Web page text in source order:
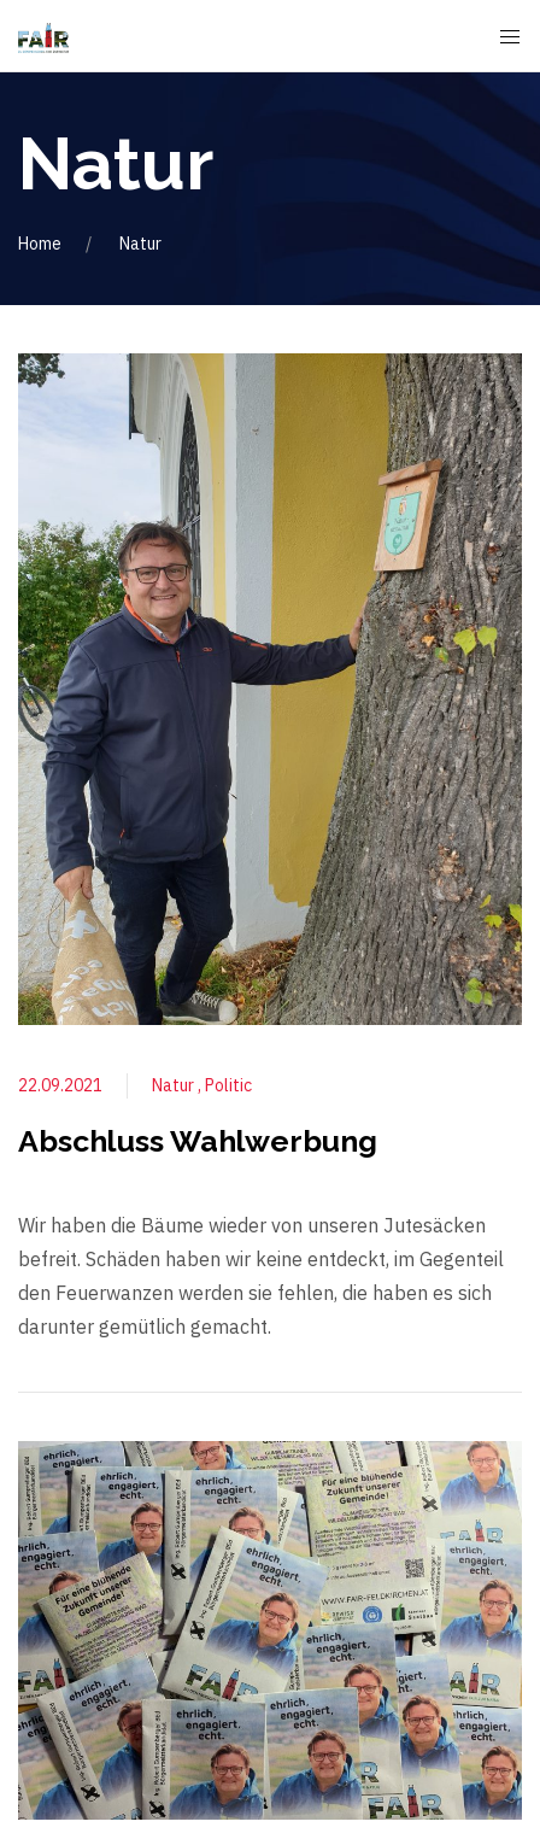
Natur
Home Natur
22.09.2021 Natur Politic
Abschluss Wahlwerbung
Wir haben die Bäume wieder von unseren Jutesäcken
befreit. Schäden haben wir keine entdeckt, im Gegenteil
den Feuerwanzen werden sie fehlen, die haben es sich
darunter gemütlich gemacht.